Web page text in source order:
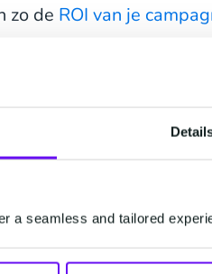
a seamless and tailored
zo de ROI van je
van je
voordeel van de
Shortcodes
te kiezen dat op
bijvoorbeeld naar de